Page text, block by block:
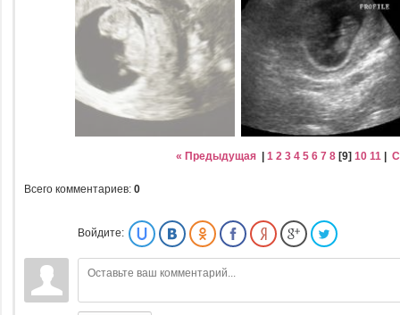
« Предыдущая| 1 2 3 4 5 6 7 8[9] 10 11|
Всего комментариев: 0
Войдите: